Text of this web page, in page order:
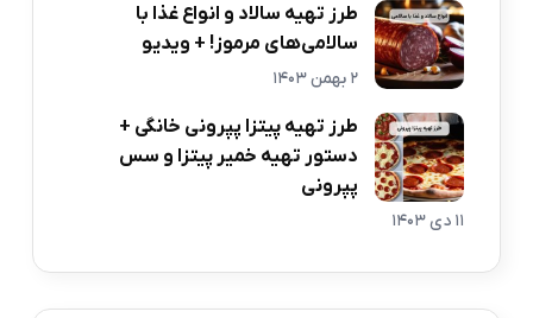
طرز تهیه سالاد و انواع غذا با
سالامی‌های مرموز! + ویدیو
2 بهمن 1403
طرز تهیه پیتزا پپرونی خانگی +
دستور تهیه خمیر پیتزا و سس
پپرونی
11 دی 1403